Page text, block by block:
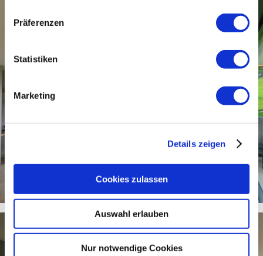
Präferenzen
Statistiken
Marketing
Details zeigen
Cookies zulassen
Auswahl erlauben
Nur notwendige Cookies